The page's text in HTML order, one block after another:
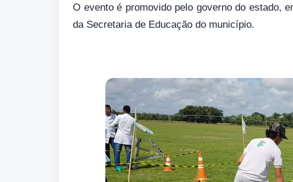
O evento é promovido pelo governo do estado,
da Secretaria de Educação do município.